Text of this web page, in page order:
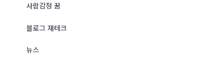
사람감정 꿈
블로그 재테크
뉴스